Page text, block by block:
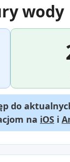
wody
do
na iOS i